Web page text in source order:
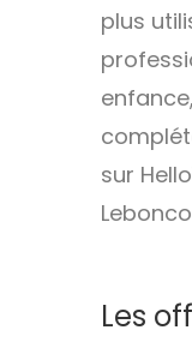
plus
sur
Les